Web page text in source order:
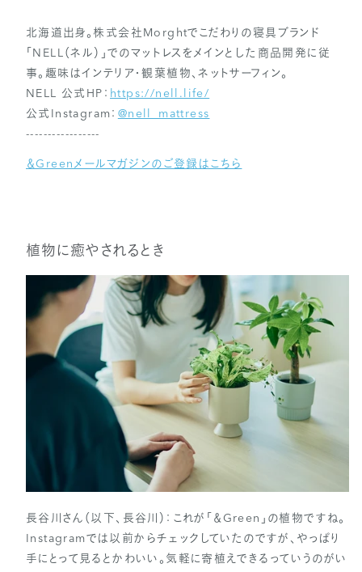
北海道出身。株式会社Morghtでこだわりの寝具ブランド
「NELL（ネル）」でのマットレスをメインとした商品開発に従
事。趣味はインテリア・観葉植物、ネットサーフィン。
NELL 公式HP： https://nell.life/
公式Instagram： @nell_mattress
-----------------
＆Greenメールマガジンのご登録はこちら
植物に癒やされるとき
長谷川さん（以下、長谷川）：これが「＆Green」の植物ですね。
Instagramでは以前からチェックしていたのですが、やっぱり
手にとって見るとかわいい。気軽に寄植えできるっていうのがい